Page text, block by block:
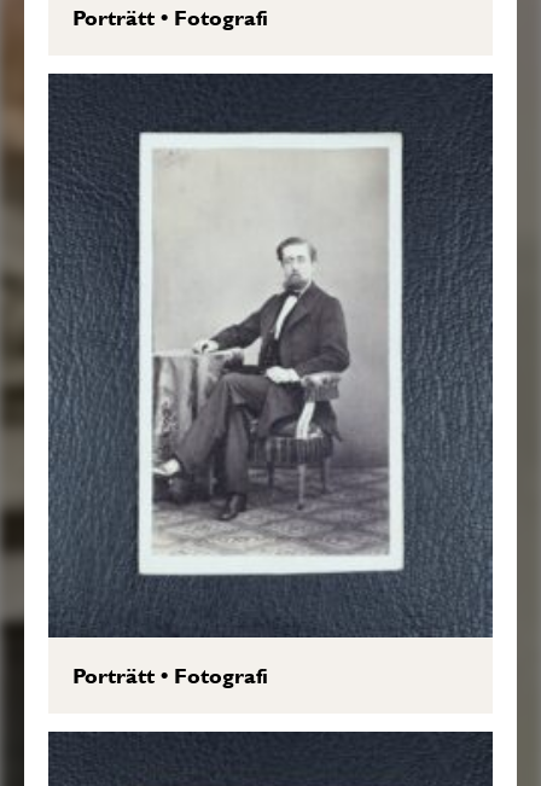
Porträtt• Fotografi
Porträtt• Fotografi